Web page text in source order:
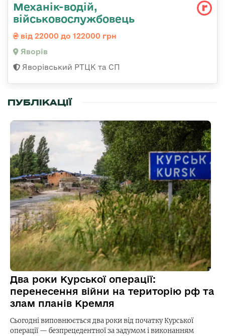
Механік-водій,
військовослужбовець
від 22000 до 122000 грн
Яворів
Яворівський РТЦК та СП
ПУБЛІКАЦІЇ
Два роки Курської операції:
перенесення війни на територію рф та
злам планів Кремля
Сьогодні виповнюється два роки від початку Курської
операції — безпрецедентної за задумом і виконанням